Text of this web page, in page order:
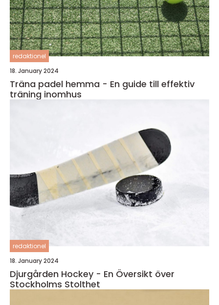
redaktionel
18. January 2024
Träna padel hemma - En guide till effektiv
träning inomhus
redaktionel
18. January 2024
Djurgården Hockey - En Översikt över
Stockholms Stolthet